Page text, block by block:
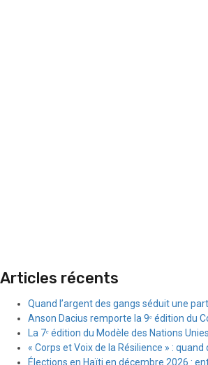
Articles récents
Quand l’argent des gangs séduit une
Anson Dacius remporte la 9ᵉ édition du
La 7ᵉ édition du Modèle des Nations
« Corps et Voix de la Résilience » :
Élections en Haïti en décembre 2026 :